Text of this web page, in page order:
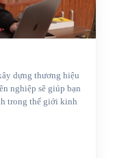
dựng thương hiệu
nghiệp sẽ giúp bạn
trong thế giới kinh